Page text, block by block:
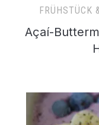
FRÜHSTÜCK
Açaí-